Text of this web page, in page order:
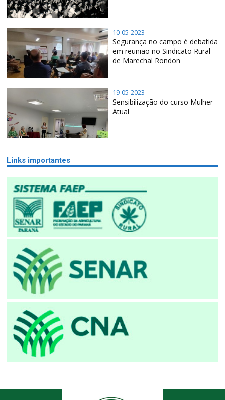
10-05-2023
Segurança no campo é debatida
em reunião no Sindicato Rural
de Marechal Rondon
19-05-2023
Sensibilização do curso Mulher
Atual
Links importantes